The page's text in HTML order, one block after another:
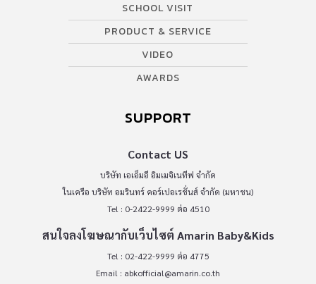
SCHOOL VISIT
PRODUCT & SERVICE
VIDEO
AWARDS
SUPPORT
Contact US
บริษัท เอเอ็มอี อิมเมจิเนทีฟ จำกัด
ในเครือ บริษัท อมรินทร์ คอร์เปอเรชั่นส์ จำกัด (มหาชน)
Tel : 0-2422-9999 ต่อ 4510
สนใจลงโฆษณากับเว็บไซต์ Amarin Baby&Kids
Tel : 02-422-9999 ต่อ 4775
Email : abkofficial@amarin.co.th